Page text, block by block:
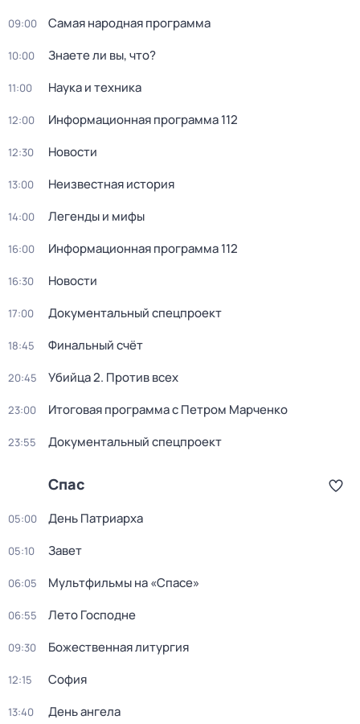
09:00 Самая народная программа
10:00 Знаете ли вы, что?
11:00 Наука и техника
12:00 Информационная программа 112
12:30 Новости
13:00 Неизвестная история
14:00 Легенды и мифы
16:00 Информационная программа 112
16:30 Новости
17:00 Документальный спецпроект
18:45 Финальный счёт
20:45 Убийца 2. Против всех
23:00 Итогoвая программа с Петрoм Марченко
23:55 Документальный спецпроект
Спас
05:00 День Патриарха
05:10 Завет
06:05 Мультфильмы нa «Спаcе»
06:55 Лето Господне
09:30 Божественная литургия
12:15 София
13:40 День ангела